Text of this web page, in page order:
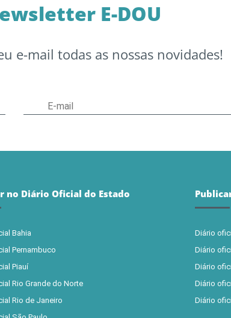
E-DOU
e-mail todas as nossas novidades!
no Diário Oficial do Estado
Bahia
Pernambuco
Piauí
Rio Grande do Norte
Rio de Janeiro
Diário
Diário
Diário
Diário
Diário